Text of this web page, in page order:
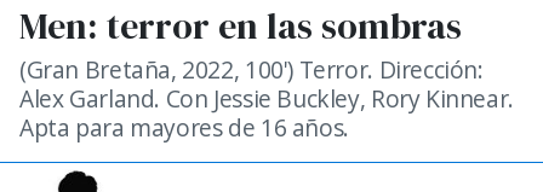
Men: terror en las sombras
(Gran Bretaña, 2022, 100') Terror. Dirección:
Alex Garland. Con Jessie Buckley, Rory Kinnear.
Apta para mayores de 16 años.